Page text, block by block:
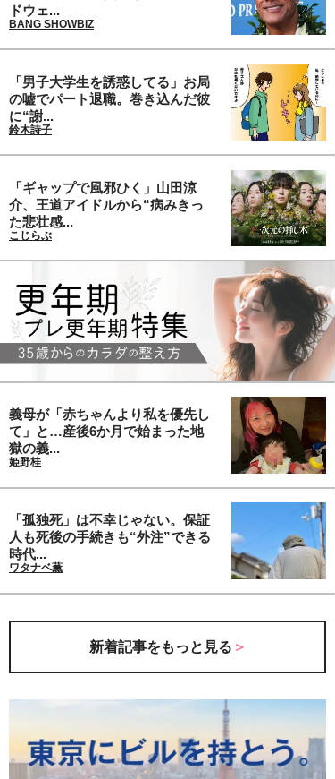
ドウェ...
BANG SHOWBIZ
「男子大学生を誘惑してる」お局
の嘘でパート退職。巻き込んだ彼
に“謝...
鈴木詩子
「ギャップで風邪ひく」山田涼
介、王道アイドルから“病みきっ
た悲壮感...
こじらぶ
義母が「赤ちゃんより私を優先し
て」と…産後6か月で始まった地
獄の義...
姫野桂
「孤独死」は不幸じゃない。保証
人も死後の手続きも“外注”できる
時代...
ワタナベ薫
新着記事をもっと見る